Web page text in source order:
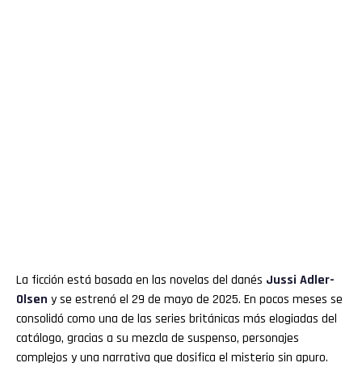
La ficción está basada en las novelas del danés Jussi Adler-
Olsen y se estrenó el 29 de mayo de 2025. En pocos meses se
consolidó como una de las series británicas más elogiadas del
catálogo, gracias a su mezcla de suspenso, personajes
complejos y una narrativa que dosifica el misterio sin apuro.